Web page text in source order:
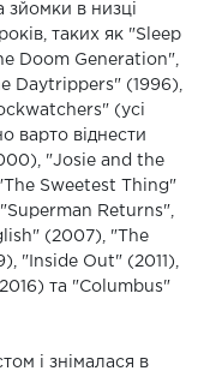
зйомки в низці
таких як "Sleep
Doom Generation",
Daytrippers" (1996),
(усі
варто віднести
"Josie and the
Sweetest Thing"
Returns",
(2007), "The
"Inside Out" (2011),
та "Columbus"
і знімалася в